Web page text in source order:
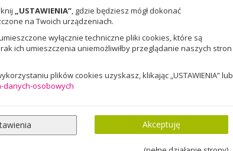
„USTAWIENIA”, gdzie będziesz mógł dokonać
na Twoich urządzeniach.
wyłącznie techniczne pliki cookies, które są
ich umieszczenia uniemożliwiłby przeglądanie naszych stron
plików cookies uzyskasz, klikając „USTAWIENIA” lub
osobowych
Akceptuję